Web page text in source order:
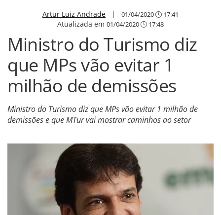
Artur Luiz Andrade | 01/04/2020 17:41
Atualizada em 01/04/2020 17:48
Ministro do Turismo diz
que MPs vão evitar 1
milhão de demissões
Ministro do Turismo diz que MPs vão evitar 1 milhão de
demissões e que MTur vai mostrar caminhos ao setor